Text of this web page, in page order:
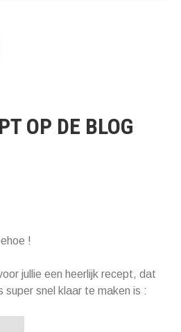
OP DE BLOG
!
jullie een heerlijk recept, dat
super snel klaar te maken is :